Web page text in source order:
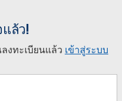
แล้ว!
งทะเบียนแล้ว เข้าสู่ระบบ